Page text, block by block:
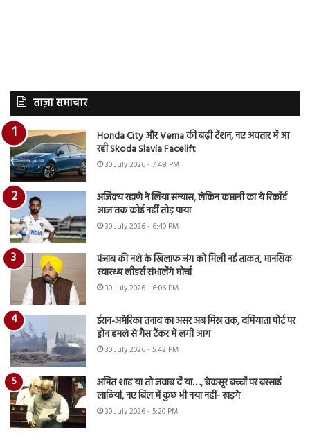
ताज़ा समाचार
Honda City और Verna की बढ़ी टेंशन, नए अवतार में आ
रही Skoda Slavia Facelift
30 July 2026 - 7:48 PM
अजिंक्य रहाणे ने लिया संन्यास, लेकिन कप्तानी का ये रिकॉर्ड
आज तक कोई नहीं तोड़ पाया
30 July 2026 - 6:40 PM
पंजाब की नशे के खिलाफ जंग को मिली नई ताकत, मानसिक
स्वास्थ्य लीडर्स संभालेंगे मोर्चा
30 July 2026 - 6:06 PM
ईरान-अमेरिका तनाव का असर अब मिस्र तक, दमियाता पोर्ट पर
ड्रोन हमले से गैस टैंकर में लगी आग
30 July 2026 - 5:42 PM
अमित शाह या तो जवाब दें या…., बेकसूर बच्चों पर बरसाई
लाठियां, नए बिल में कुछ भी नया नहीं- खड़गे
30 July 2026 - 5:20 PM